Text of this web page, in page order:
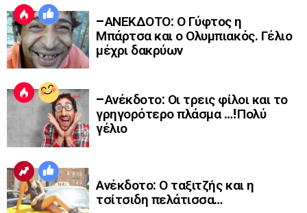
–ΑΝΕΚΔΟΤΟ: Ο Γύφτος η
Μπάρτσα και ο Ολυμπιακός. Γέλιο
μέχρι δακρύων
–Ανέκδοτο: Οι τρεις φίλοι και το
γρηγορότερο πλάσμα …!Πολύ
γέλιο
Ανέκδοτο: Ο ταξιτζής και η
τσίτσιδη πελάτισσα…